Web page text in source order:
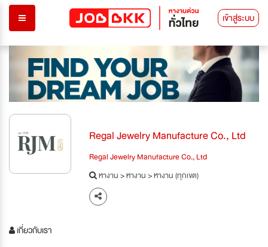
เข้าสู่ระบบ
Regal Jewelry Manufacture Co., Ltd
Regal Jewelry Manufacture Co., Ltd
หางาน>หางาน>หางาน (ทุกเขต)
เกี่ยวกับเรา